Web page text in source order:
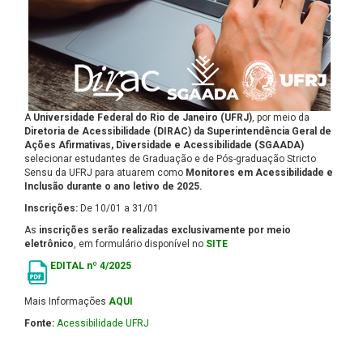
A Universidade Federal do Rio de Janeiro (UFRJ), por meio da
Diretoria de Acessibilidade (DIRAC) da Superintendência Geral de
Ações Afirmativas, Diversidade e Acessibilidade (SGAADA)
selecionar estudantes de Graduação e de Pós-graduação Stricto
Sensu da UFRJ para atuarem como Monitores em Acessibilidade e
Inclusão durante o ano letivo de 2025.
Inscrições: De 10/01 a 31/01
As inscrições serão realizadas exclusivamente por meio
eletrônico, em formulário disponível no SITE
EDITAL nº 4/2025
Mais Informações AQUI
Fonte: Acessibilidade UFRJ